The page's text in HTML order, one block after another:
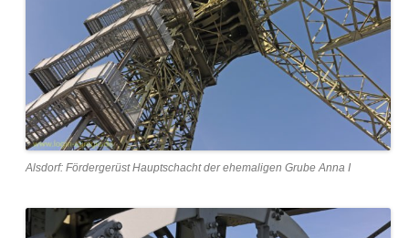
Alsdorf: Fördergerüst Hauptschacht der ehemaligen Grube Anna I